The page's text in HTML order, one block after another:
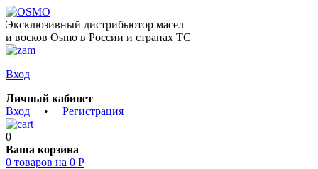
Эксклюзивный дистрибьютор масел
и восков Osmo в России и странах ТС
Вход
Личный кабинет
Вход
• Регистрация
0
Ваша корзина
0 товаров на 0 Р